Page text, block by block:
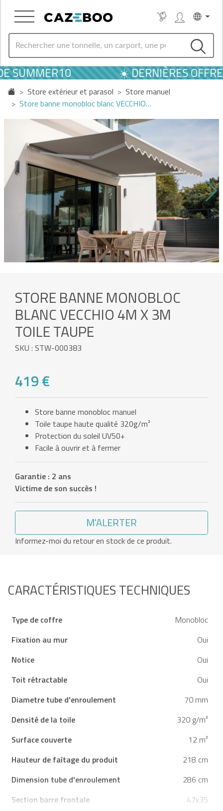
SUMMER10 ☀️ DERNIÈRES
Store extérieur et parasol
Store manuel
Store banne monobloc blanc VECCHIO…
STORE BANNE MONOBLOC
BLANC VECCHIO 4M X 3M
TOILE TAUPE
SKU : STW-000383
419 €
Store banne monobloc manuel
Toile taupe haute qualité 320g/m²
Protection du soleil UV50+
Facile à ouvrir et à fermer
Garantie : 2 ans
Victime de son succès !
M'ALERTER
Informez-moi du retour en stock de ce produit.
CARACTÉRISTIQUES TECHNIQUES
Type de coffre
Monobloc
Fixation au mur
Oui
Notice
Oui
Toit rétractable
Oui
Diametre tube d'enroulement
70 mm
Densité de la toile
320 g/m²
Surface couverte
12 m²
Hauteur de faîtage du produit
218 cm
Dimension tube d'enroulement
286 cm
Section barre frontale
47x35